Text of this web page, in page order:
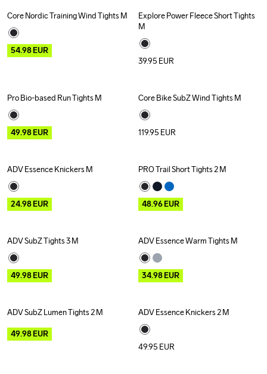
Outlet
Core Nordic Training Wind Tights M
54.98EUR
Explore Power Fleece Short Tights
M
39.95 EUR
Outlet
Pro Bio-based Run Tights M
49.98EUR
Recycled
Core Bike SubZ Wind Tights M
119.95 EUR
Outlet Recycled
ADV Essence Knickers M
24.98EUR
Outlet
PRO Trail Short Tights 2 M
48.96EUR
Outlet
ADV SubZ Tights 3 M
49.98EUR
Outlet
ADV Essence Warm Tights M
34.98EUR
Outlet
ADV SubZ Lumen Tights 2 M
49.98EUR
ADV Essence Knickers 2 M
49.95 EUR